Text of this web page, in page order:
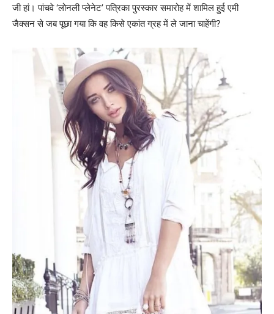
जी हां। पांचवे ‘लोनली प्लेनेट’ पत्रिका पुरस्कार समारोह में शामिल हुई एमी
जैक्‍सन से जब पूछा गया कि वह किसे एकांत ग्रह में ले जाना चाहेंगी?